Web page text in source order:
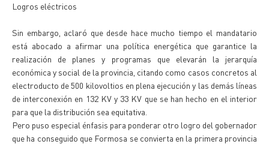
Logros eléctricos
Sin embargo, aclaró que desde hace mucho tiempo el mandatario
está abocado a afirmar una política energética que garantice la
realización de planes y programas que elevarán la jerarquía
económica y social de la provincia, citando como casos concretos al
electroducto de 500 kilovoltios en plena ejecución y las demás líneas
de interconexión en 132 KV y 33 KV que se han hecho en el interior
para que la distribución sea equitativa.
Pero puso especial énfasis para ponderar otro logro del gobernador
que ha conseguido que Formosa se convierta en la primera provincia